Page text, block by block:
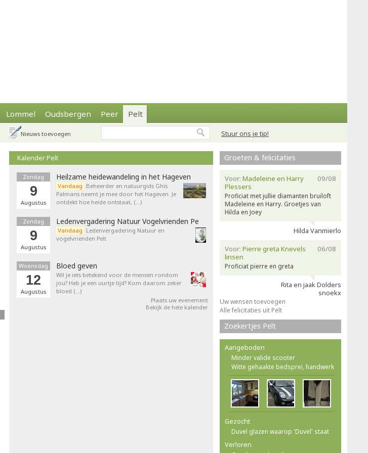
Lommel Oudsbergen Peer Pelt
Stuur ons je tip!
Nieuws toevoegen
Kalender Pelt
Zondag
9
Augustus
Heilzame heidewandeling in het Hageven
Vandaag Beheerder en natuurgids Ghis
Palmans neemt je mee door het Hageven. Je
ontdekt hoe heide ontstaat, (…)
Zondag
9
Augustus
Ledenvergadering Natuur Vogelvrienden Pe
Vandaag Ledenvergadering Natuur en
vogelvrienden Pelt
Woensdag
12
Augustus
Bloed geven
Wil je iets betekend voor de mensen rondom
jou? Heb je een uurtje tijd? Kom daarom zeker
bloed (…)
Plaats uw evenement
Bekijk de hele kalender
Groeten & felicitaties
09/08
Voor: Madeleine en Harry
Plessers
Proficiat met jullie diamanten bruiloft
Madeleine en Harry. Groetjes van
Hilda en Joey
Hilda Vanmierlo
06/08
Voor: Pierre greta Knevels
linsen
Proficiat pierre en greta
Rita en jaak Dolders
snoekx
Uw wensen toevoegen
Alle felicitaties uit Pelt
Zoekertjes Pelt
Aangeboden
Minder valide scooter
Witte gehaakte bedsprei, handwerk
Gezocht
Duvel glazen waarop 'Duvel' staat
Verloren